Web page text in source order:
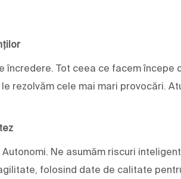
încredere. Tot ceea ce facem
le rezolvăm cele mai mari provocări.
Ne asumăm riscuri
folosind date de calitate